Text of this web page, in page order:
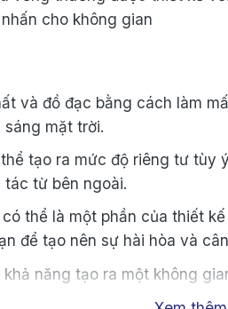
và đồ đạc bằng cách làm
mặt trời.
tạo ra mức độ riêng tư tùy
từ bên ngoài.
thể là một phần của thiết
để tạo nên sự hài hòa và
năng tạo ra một không